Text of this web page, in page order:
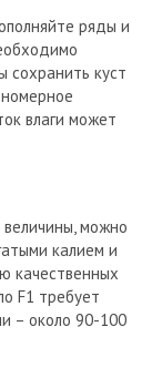
ряды и
сохранить куст
влаги может
можно
калием и
качественных
F1 требует
– около 90-100